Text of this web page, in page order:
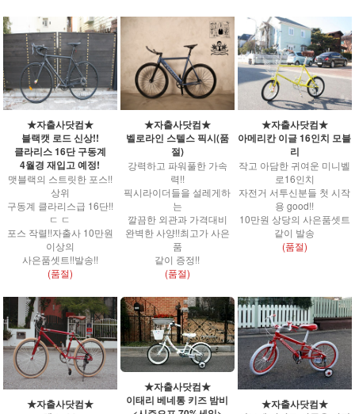
★자출사닷컴★
블랙캣 로드 신상!!
클라리스 16단 구동계
4월경 재입고 예정!
맷블랙의 스트릿한 포스!!
상위
구동계 클라리스급 16단!!
ㄷ ㄷ
포스 작렬!!자출사 10만원
이상의
사은품셋트!!발송!!
(품절)
★자출사닷컴★
벨로라인 스텔스 픽시(품
절)
강력하고 파워풀한 가속
력!!
픽시라이더들을 설레게하
는
깔끔한 외관과 가격대비
완벽한 사양!!최고가 사은
품
같이 증정!!
(품절)
★자출사닷컴★
아메리칸 이글 16인치 모블
리
작고 아담한 귀여운 미니벨
로16인치
자전거 서투신분들 첫 시작
용 good!!
10만원 상당의 사은품셋트
같이 발송
(품절)
★자출사닷컴★
★자출사닷컴★
이태리 베네통 키즈 밤비
★자출사닷컴★